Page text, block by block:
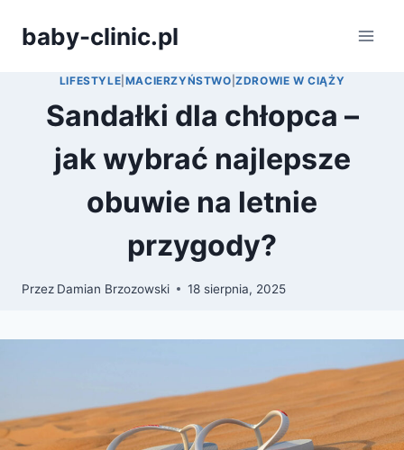
baby-clinic.pl
LIFESTYLE MACIERZYŃSTWO |ZDROWIE W CIĄŻY
Sandałki dla chłopca –
jak wybrać najlepsze
obuwie na letnie
przygody?
Przez Damian Brzozowski 18 sierpnia, 2025